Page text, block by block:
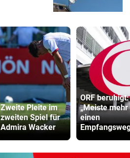
Zweite Pleite im
zweiten Spiel für
Admira Wacker
ORF beruhigt:
„Meiste mehr
einen